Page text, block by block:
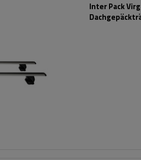
Inter Pack